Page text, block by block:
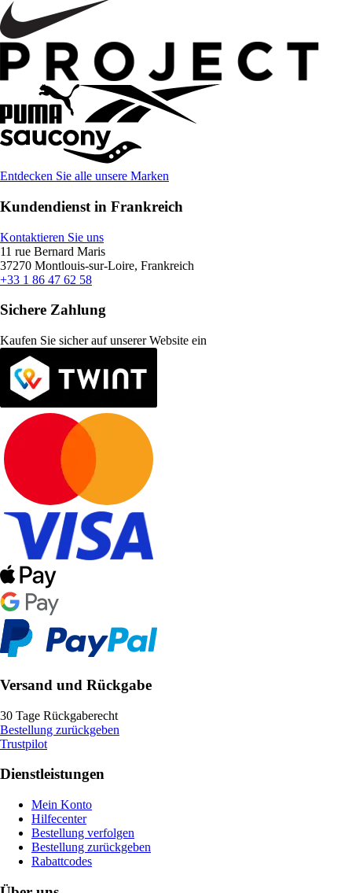
Entdecken Sie alle unsere Marken
Kundendienst in Frankreich
Kontaktieren Sie uns
11 rue Bernard Maris
37270 Montlouis-sur-Loire, Frankreich
+33 1 86 47 62 58
Sichere Zahlung
Kaufen Sie sicher auf unserer Website ein
Versand und Rückgabe
30 Tage Rückgaberecht
Bestellung zurückgeben
Trustpilot
Dienstleistungen
Mein Konto
Hilfecenter
Bestellung verfolgen
Bestellung zurückgeben
Rabattcodes